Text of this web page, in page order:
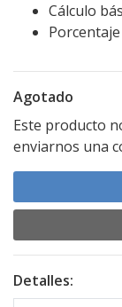
Cálculo
Agotado
Este producto
enviarnos una
Detalles: